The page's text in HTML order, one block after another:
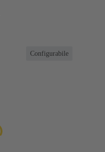
Configurabile